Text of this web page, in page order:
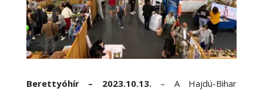
Berettyóhír – 2023.10.13. – A Hajdú-Bihar